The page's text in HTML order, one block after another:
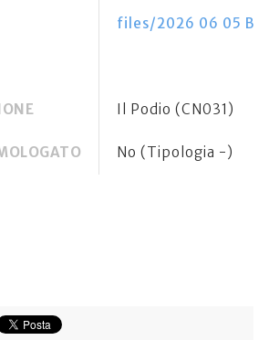
files/2026 06 05
Il Podio (CN031)
No (Tipologia -)